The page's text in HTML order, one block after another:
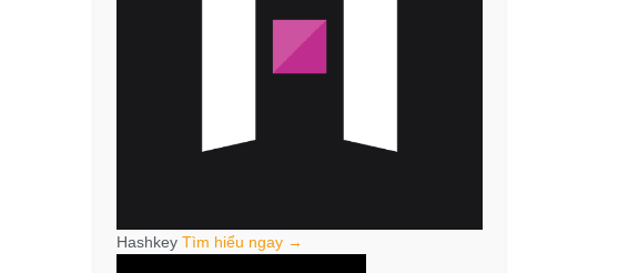
Hashkey Tìm hiểu ngay →